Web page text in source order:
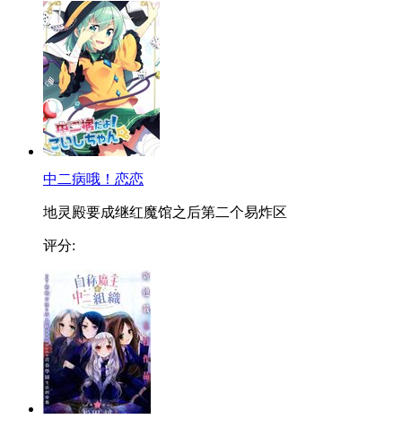
中二病哦！恋恋
地灵殿要成继红魔馆之后第二个易炸区
评分: